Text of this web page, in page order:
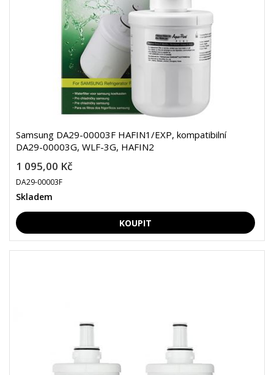
Samsung DA29-00003F HAFIN1/EXP, kompatibilní
DA29-00003G, WLF-3G, HAFIN2
1 095,00 Kč
DA29-00003F
Skladem